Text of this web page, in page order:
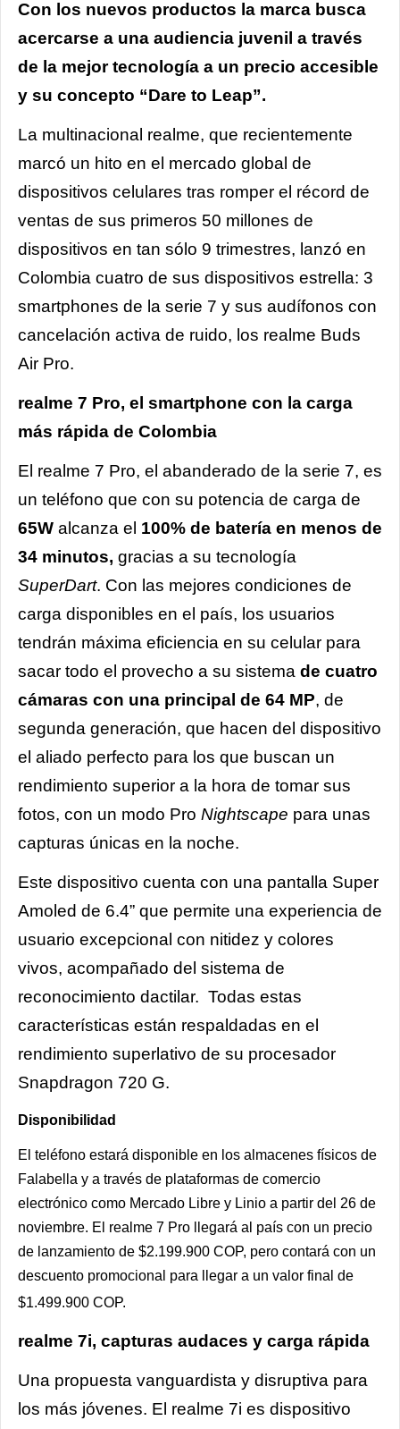
Con los nuevos productos la marca busca
acercarse a una audiencia juvenil a través
de la mejor tecnología a un precio accesible
y su concepto “Dare to Leap”.
La multinacional realme, que recientemente
marcó un hito en el mercado global de
dispositivos celulares tras romper el récord de
ventas de sus primeros 50 millones de
dispositivos en tan sólo 9 trimestres, lanzó en
Colombia cuatro de sus dispositivos estrella: 3
smartphones de la serie 7 y sus audífonos con
cancelación activa de ruido, los realme Buds
Air Pro.
realme 7 Pro, el smartphone con la carga
más rápida de Colombia
El realme 7 Pro, el abanderado de la serie 7, es
un teléfono que con su potencia de carga de
65W alcanza el 100% de batería en menos de
34 minutos, gracias a su tecnología
SuperDart. Con las mejores condiciones de
carga disponibles en el país, los usuarios
tendrán máxima eficiencia en su celular para
sacar todo el provecho a su sistema de cuatro
cámaras con una principal de 64 MP, de
segunda generación, que hacen del dispositivo
el aliado perfecto para los que buscan un
rendimiento superior a la hora de tomar sus
fotos, con un modo Pro Nightscape para unas
capturas únicas en la noche.
Este dispositivo cuenta con una pantalla Super
Amoled de 6.4” que permite una experiencia de
usuario excepcional con nitidez y colores
vivos, acompañado del sistema de
reconocimiento dactilar. Todas estas
características están respaldadas en el
rendimiento superlativo de su procesador
Snapdragon 720 G.
Disponibilidad
El teléfono estará disponible en los almacenes físicos de
Falabella y a través de plataformas de comercio
electrónico como Mercado Libre y Linio a partir del 26 de
noviembre. El realme 7 Pro llegará al país con un precio
de lanzamiento de $2.199.900 COP, pero contará con un
descuento promocional para llegar a un valor final de
$1.499.900 COP.
realme 7i, capturas audaces y carga rápida
Una propuesta vanguardista y disruptiva para
los más jóvenes. El realme 7i es dispositivo